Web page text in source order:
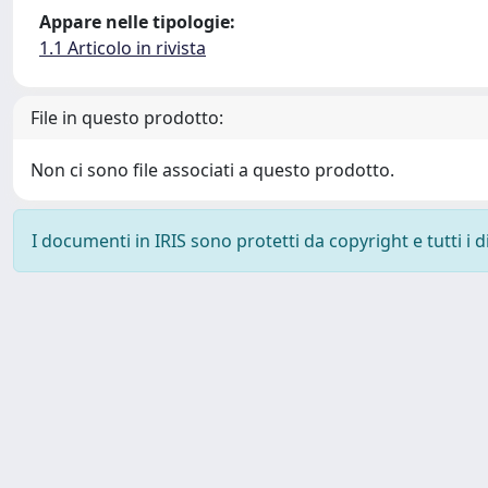
Appare nelle tipologie:
1.1 Articolo in rivista
File in questo prodotto:
Non ci sono file associati a questo prodotto.
I documenti in IRIS sono protetti da copyright e tutti i